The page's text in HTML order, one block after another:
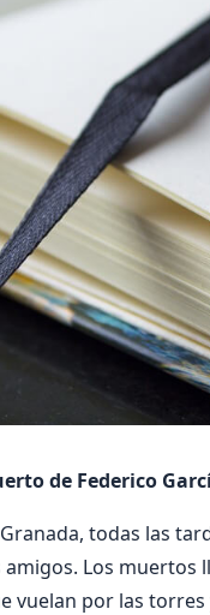
de Federico
todas las
Los muertos
vuelan por las